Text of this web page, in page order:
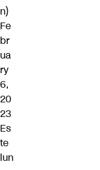
n)
Fe
br
ua
ry
6,
20
23
Es
te
lun